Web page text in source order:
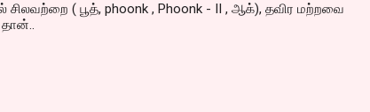
( பூத், phoonk , Phoonk - II , ஆக்), தவிர மற்றவை